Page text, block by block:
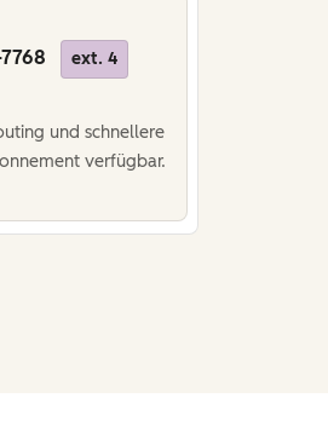
ext. 4
und schnellere
verfügbar.